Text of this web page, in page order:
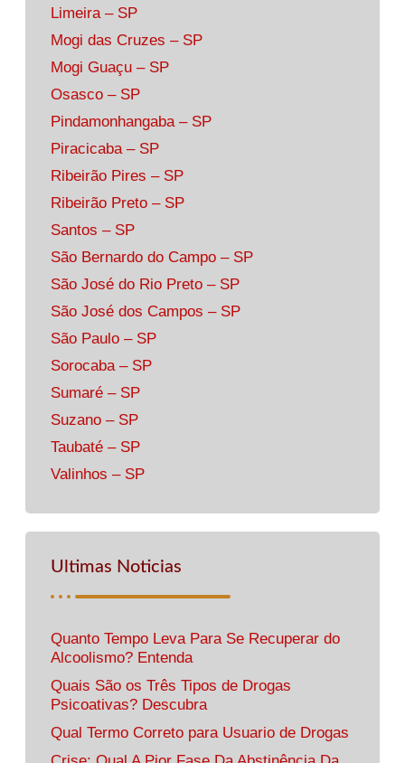
Limeira – SP
Mogi das Cruzes – SP
Mogi Guaçu – SP
Osasco – SP
Pindamonhangaba – SP
Piracicaba – SP
Ribeirão Pires – SP
Ribeirão Preto – SP
Santos – SP
São Bernardo do Campo – SP
São José do Rio Preto – SP
São José dos Campos – SP
São Paulo – SP
Sorocaba – SP
Sumaré – SP
Suzano – SP
Taubaté – SP
Valinhos – SP
Ultimas Noticias
Quanto Tempo Leva Para Se Recuperar do
Alcoolismo? Entenda
Quais São os Três Tipos de Drogas
Psicoativas? Descubra
Qual Termo Correto para Usuario de Drogas